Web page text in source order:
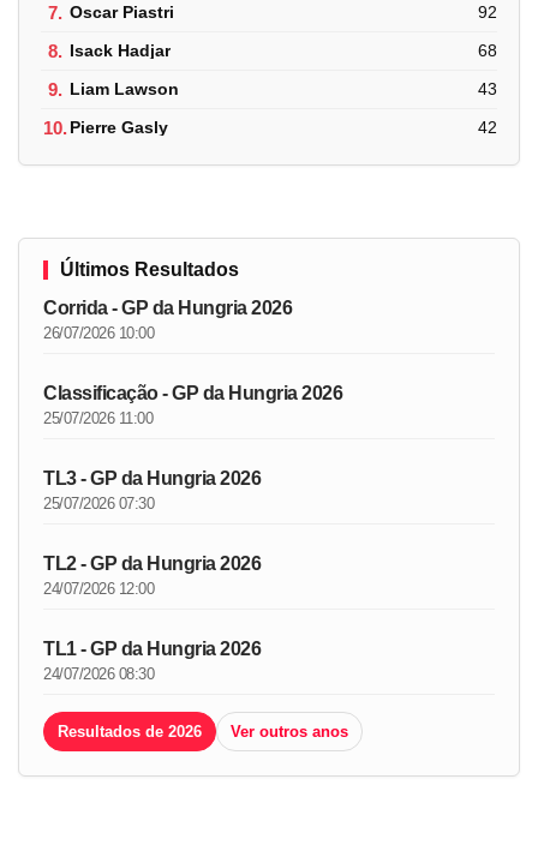
7. Oscar Piastri 92
8. Isack Hadjar 68
9. Liam Lawson 43
10.Pierre Gasly 42
Últimos Resultados
Corrida - GP da Hungria 2026
26/07/2026 10:00
Classificação - GP da Hungria 2026
25/07/2026 11:00
TL3 - GP da Hungria 2026
25/07/2026 07:30
TL2 - GP da Hungria 2026
24/07/2026 12:00
TL1 - GP da Hungria 2026
24/07/2026 08:30
Resultados de 2026 Ver outros anos